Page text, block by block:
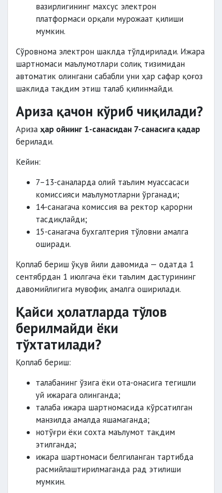
вазирлигининг махсус электрон
платформаси орқали мурожаат қилиши
мумкин.
Сўровнома электрон шаклда тўлдирилади. Ижара
шартномаси маълумотлари солиқ тизимидан
автоматик олингани сабабли уни ҳар сафар қоғоз
шаклида тақдим этиш талаб қилинмайди.
Ариза қачон кўриб чиқилади?
Ариза ҳар ойнинг 1-санасидан 7-санасига қадар
берилади.
Кейин:
7–13-саналарда олий таълим муассасаси
комиссияси маълумотларни ўрганади;
14-санагача комиссия ва ректор қарорни
тасдиқлайди;
15-санагача бухгалтерия тўловни амалга
оширади.
Қоплаб бериш ўқув йили давомида — одатда 1
сентябрдан 1 июлгача ёки таълим дастурининг
давомийлигига мувофиқ амалга оширилади.
Қайси ҳолатларда тўлов
берилмайди ёки
тўхтатилади?
Қоплаб бериш:
талабанинг ўзига ёки ота-онасига тегишли
уй ижарага олинганда;
талаба ижара шартномасида кўрсатилган
манзилда амалда яшамаганда;
нотўғри ёки сохта маълумот тақдим
этилганда;
ижара шартномаси белгиланган тартибда
расмийлаштирилмаганда рад этилиши
мумкин.